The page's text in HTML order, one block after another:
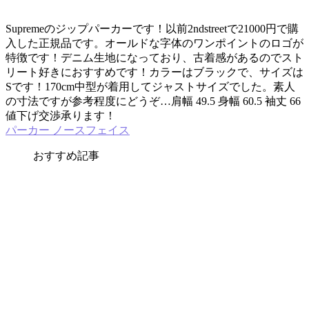
Supremeのジップパーカーです！以前2ndstreetで21000円で購
入した正規品です。オールドな字体のワンポイントのロゴが
特徴です！デニム生地になっており、古着感があるのでスト
リート好きにおすすめです！カラーはブラックで、サイズは
Sです！170cm中型が着用してジャストサイズでした。素人
の寸法ですが参考程度にどうぞ…肩幅 49.5 身幅 60.5 袖丈 66
値下げ交渉承ります！
パーカー ノースフェイス
おすすめ記事